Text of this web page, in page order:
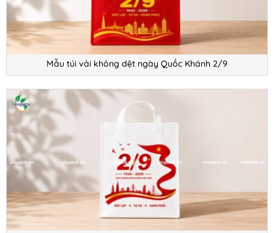
Mẫu túi vải không dệt ngày Quốc Khánh 2/9